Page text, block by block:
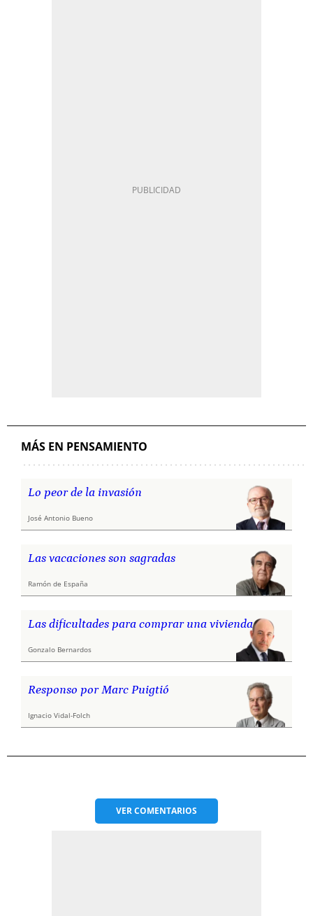
MÁS EN PENSAMIENTO
Lo peor de la invasión
José Antonio Bueno
Las vacaciones son sagradas
Ramón de España
Las dificultades para comprar una vivienda
Gonzalo Bernardos
Responso por Marc Puigtió
Ignacio Vidal-Folch
VERCOMENTARIOS